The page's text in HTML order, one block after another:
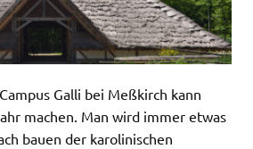
Galli bei Meßkirch kann
machen. Man wird immer etwas
bauen der karolinischen